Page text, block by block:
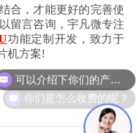
合，才能更好的完善使
留言咨询，宇凡微专注
功能定制开发，致力于
机方案!
你们是怎么收费的呢？